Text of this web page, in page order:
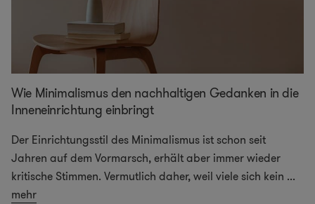
Wie Minimalismus den nachhaltigen Gedanken in die
Inneneinrichtung einbringt
Der Einrichtungsstil des Minimalismus ist schon seit
Jahren auf dem Vormarsch, erhält aber immer wieder
kritische Stimmen. Vermutlich daher, weil viele sich kein ...
mehr